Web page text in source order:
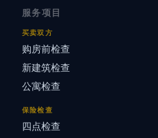
服务项目
买卖双方
购房前检查
新建筑检查
公寓检查
保险检查
四点检查